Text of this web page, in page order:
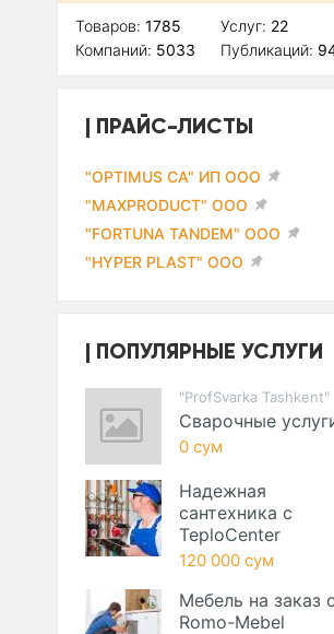
Товаров: 1785
Компаний: 5033
Услуг: 22
Публикаций:
ПРАЙС-ЛИСТЫ
"OPTIMUS CA" ИП ООО
"MAXPRODUCT" ООО
"FORTUNA TANDEM" ООО
"HYPER PLAST" ООО
ПОПУЛЯРНЫЕ УСЛУГИ
"ProfSvarka Tashkent"
Сварочные
0 сум
Надежная
сантехника с
TeploCenter
120 000 сум
Мебель на заказ
Romo-Mebel